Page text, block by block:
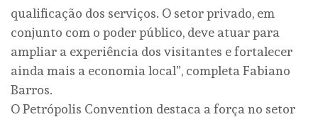
qualificação dos serviços. O setor privado, em
conjunto com o poder público, deve atuar para
ampliar a experiência dos visitantes e fortalecer
ainda mais a economia local”, completa Fabiano
Barros.
O Petrópolis Convention destaca a força no setor